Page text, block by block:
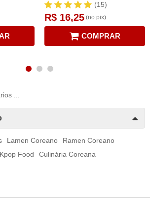
(15)
R$ 16,25 (no pix)
COMPRAR
...
Lamen Coreano
Ramen Coreano
Kpop Food
Culinária Coreana